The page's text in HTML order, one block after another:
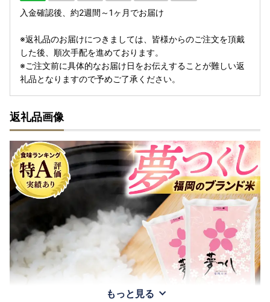
入金確認後、約2週間～1ヶ月でお届け
※返礼品のお届けにつきましては、皆様からのご注文を頂戴
した後、順次手配を進めております。
※ご注文前に具体的なお届け日をお伝えすることが難しい返
礼品となりますので予めご了承ください。
返礼品画像
もっと見る